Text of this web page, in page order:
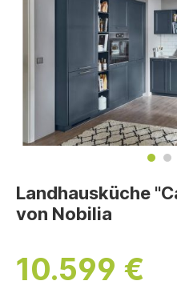
Landhausküche
von Nobilia
10.599 €